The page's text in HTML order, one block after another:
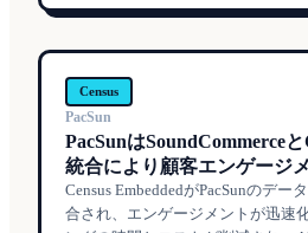
Census
PacSun
PacSunはSoundCommerce
統合により顧客エンゲージ
Census EmbeddedがPacSunのデー
合され、エンゲージメントが迅速